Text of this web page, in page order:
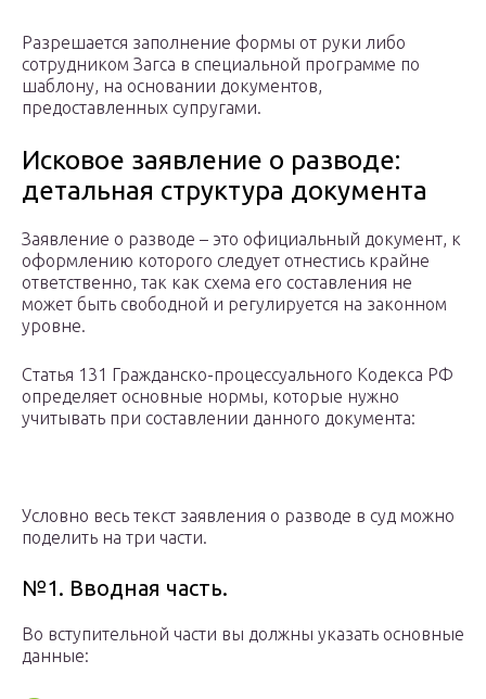
Разрешается заполнение формы от руки либо
сотрудником Загса в специальной программе по
шаблону, на основании документов,
предоставленных супругами.
Исковое заявление о разводе:
детальная структура документа
Заявление о разводе – это официальный документ, к
оформлению которого следует отнестись крайне
ответственно, так как схема его составления не
может быть свободной и регулируется на законном
уровне.
Статья 131 Гражданско-процессуального Кодекса РФ
определяет основные нормы, которые нужно
учитывать при составлении данного документа:
Условно весь текст заявления о разводе в суд можно
поделить на три части.
№1. Вводная часть.
Во вступительной части вы должны указать основные
данные: